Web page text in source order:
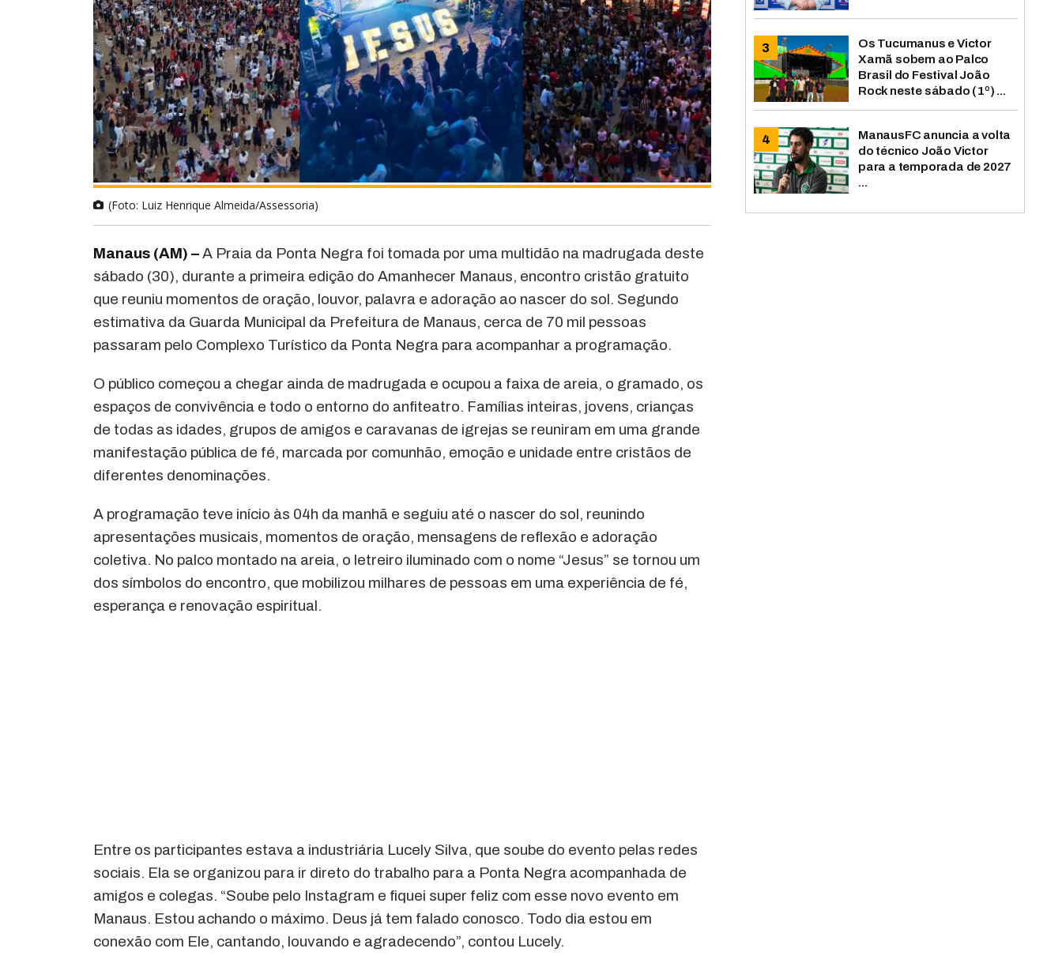
(Foto: Luiz Henrique Almeida/Assessoria)
Manaus (AM) –A Praia da Ponta Negra foi tomada por uma multidão na madrugada deste
sábado (30), durante a primeira edição do Amanhecer Manaus, encontro cristão gratuito
que reuniu momentos de oração, louvor, palavra e adoração ao nascer do sol. Segundo
estimativa da Guarda Municipal da Prefeitura de Manaus, cerca de 70 mil pessoas
passaram pelo Complexo Turístico da Ponta Negra para acompanhar a programação.
O público começou a chegar ainda de madrugada e ocupou a faixa de areia, o gramado, os
espaços de convivência e todo o entorno do anfiteatro. Famílias inteiras, jovens, crianças
de todas as idades, grupos de amigos e caravanas de igrejas se reuniram em uma grande
manifestação pública de fé, marcada por comunhão, emoção e unidade entre cristãos de
diferentes denominações.
A programação teve início às 04h da manhã e seguiu até o nascer do sol, reunindo
apresentações musicais, momentos de oração, mensagens de reflexão e adoração
coletiva. No palco montado na areia, o letreiro iluminado com o nome “Jesus” se tornou um
dos símbolos do encontro, que mobilizou milhares de pessoas em uma experiência de fé,
esperança e renovação espiritual.
Entre os participantes estava a industriária Lucely Silva, que soube do evento pelas redes
sociais. Ela se organizou para ir direto do trabalho para a Ponta Negra acompanhada de
amigos e colegas. “Soube pelo Instagram e fiquei super feliz com esse novo evento em
Manaus. Estou achando o máximo. Deus já tem falado conosco. Todo dia estou em
conexão com Ele, cantando, louvando e agradecendo”, contou Lucely.
Os Tucumanus e Victor
Xamã sobem ao Palco
Brasil do Festival João
Rock neste sábado (1º) ...
ManausFC anuncia a volta
do técnico João Victor
para a temporada de 2027
...